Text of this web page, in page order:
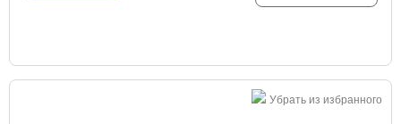
Убрать из избранного